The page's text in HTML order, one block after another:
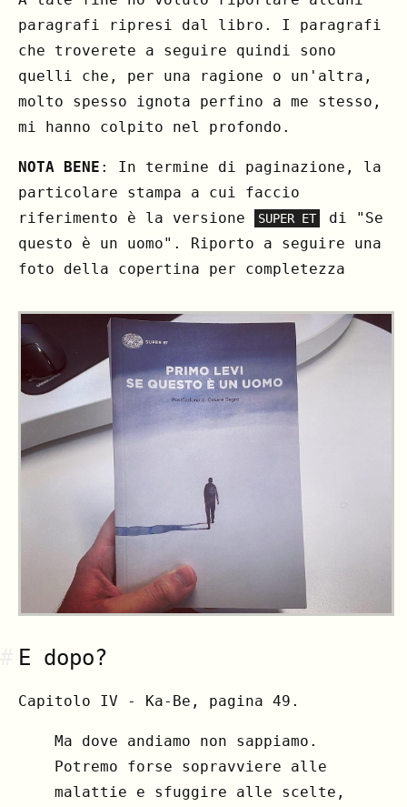
paragrafi ripresi dal libro. I paragrafi
che troverete a seguire quindi sono
quelli che, per una ragione o un'altra,
molto spesso ignota perfino a me stesso,
mi hanno colpito nel profondo.
NOTA BENE : In termine di paginazione, la
particolare stampa a cui faccio
riferimento è la versione
SUPER ET
di "Se
questo è un uomo". Riporto a seguire una
foto della copertina per completezza
E dopo?
Capitolo IV - Ka-Be, pagina 49.
Ma dove andiamo non sappiamo.
Potremo forse sopravviere alle
malattie e sfuggire alle scelte,